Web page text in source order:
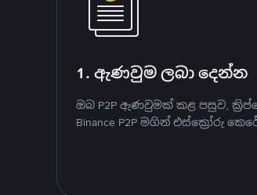
1. ඇණවුම ලබා දෙන්න
ඔබ P2P ඇණවුමක් කළ පසුව,
Binance P2P මගින් එස්ක්‍රෝරු